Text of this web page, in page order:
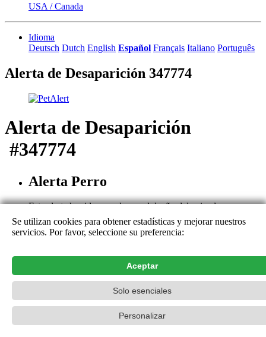
USA / Canada
Idioma
Deutsch Dutch English Español Français Italiano Português
Alerta de Desaparición 347774
Alerta de Desaparición
#347774
Alerta Perro
Esta alerta ha sido cerrada por el dueño del animal
Razón : L'émetteur de cette Alerte ne s'est plus manifesté,
malgré nos relances.
consultados únicamente por el emisor de la alerta. Gracias por su
Contacto
PetAlert La red oficial,2015-2026
Se utilizan cookies para obtener estadísticas y mejorar nuestros
servicios. Por favor, seleccione su preferencia:
Aceptar
Solo esenciales
Personalizar